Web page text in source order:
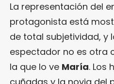
La representación del
protagonista está
de total subjetividad, y
espectador no es otra
la que lo ve María. Los